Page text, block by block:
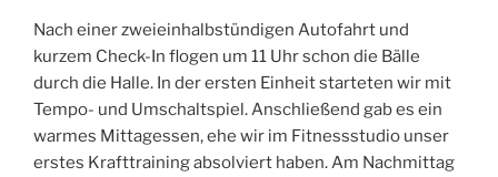
Nach einer zweieinhalbstündigen Autofahrt und
kurzem Check-In flogen um 11 Uhr schon die Bälle
durch die Halle. In der ersten Einheit starteten wir mit
Tempo- und Umschaltspiel. Anschließend gab es ein
warmes Mittagessen, ehe wir im Fitnessstudio unser
erstes Krafttraining absolviert haben. Am Nachmittag